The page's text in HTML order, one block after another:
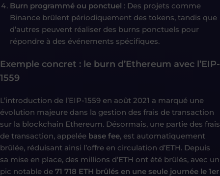
Burn programmé ou ponctuel : Des projets comme
Binance brûlent périodiquement des tokens, tandis que
d’autres peuvent réaliser des burns ponctuels pour
répondre à des événements spécifiques.
Exemple concret : le burn d’Ethereum avec l’EIP-
1559
L’introduction de l’EIP-1559 en août 2021 a marqué une
évolution majeure dans la gestion des frais de transaction
sur la blockchain Ethereum. Désormais, une partie des frais
de transaction, appelée base fee, est automatiquement
brûlée, réduisant ainsi l’offre en circulation d’ETH. Depuis
sa mise en place, des millions d’ETH ont été brûlés, avec un
pic notable de 71 718 ETH brûlés en une seule journée le 1er